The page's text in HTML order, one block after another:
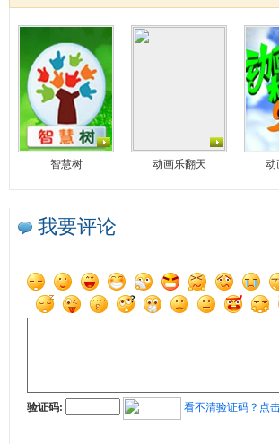
智慧树 动画乐翻天 动
我要评论
验证码: 看不清验证码？点